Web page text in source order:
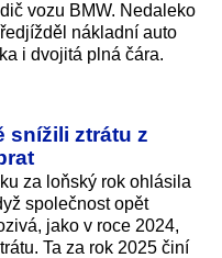
vozu BMW. Nedaleko
nákladní auto
i dvojitá plná čára.
snížili ztrátu z
za loňský rok ohlásila
společnost opět
jako v roce 2024,
Ta za rok 2025 činí